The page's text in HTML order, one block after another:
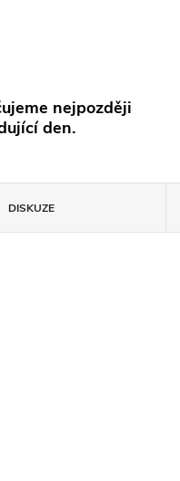
nejpozději
den.
DISKUZE